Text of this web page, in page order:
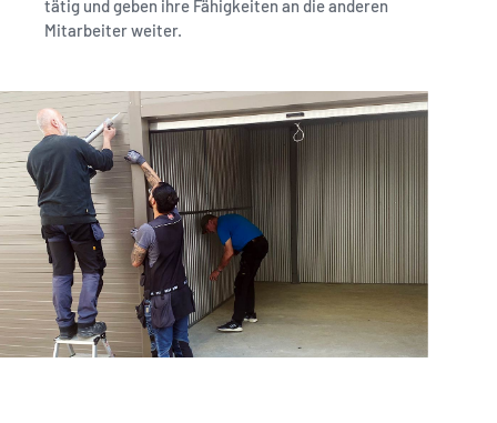
tätig und geben ihre Fähigkeiten an die anderen
Mitarbeiter weiter.